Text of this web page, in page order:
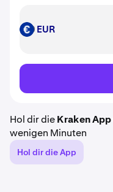
EUR EUR
Hol dir dieKraken App
wenigen Minuten
Hol dir die App